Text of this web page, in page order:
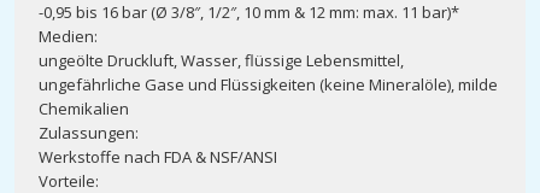
-0,95 bis 16 bar (Ø 3/8″, 1/2″, 10 mm & 12 mm: max. 11 bar)*
Medien:
ungeölte Druckluft, Wasser, flüssige Lebensmittel,
ungefährliche Gase und Flüssigkeiten (keine Mineralöle), milde
Chemikalien
Zulassungen:
Werkstoffe nach FDA & NSF/ANSI
Vorteile: